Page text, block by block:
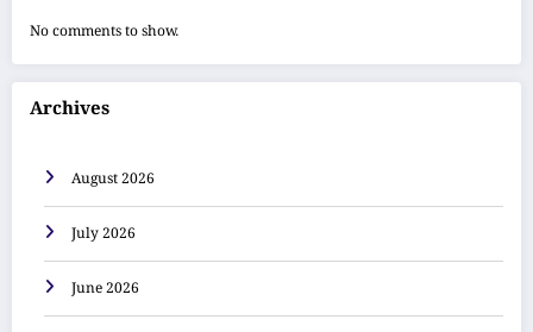
No comments to show.
Archives
August 2026
July 2026
June 2026